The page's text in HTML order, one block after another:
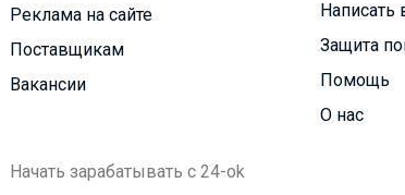
Реклама на сайте
Поставщикам
Вакансии
Написать
Защита
Помощь
О нас
Начать зарабатывать с 24-ok